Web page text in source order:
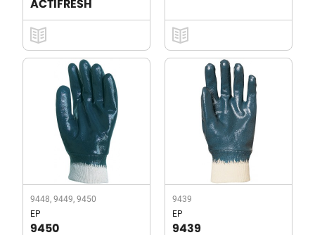
ACTIFRESH
9448, 9449, 9450
EP
9450
9439
EP
9439